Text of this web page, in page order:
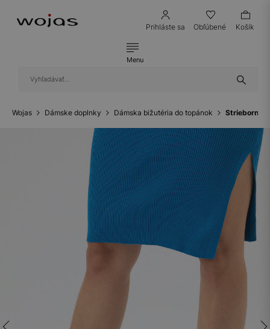
Prihláste sa Obľúbené Košík
Menu
Wojas Dámske doplnky Dámska bižutéria do topánok Strieborné